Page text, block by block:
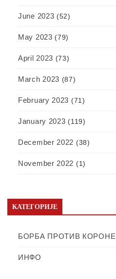
June 2023 (52)
May 2023 (79)
April 2023 (73)
March 2023 (87)
February 2023 (71)
January 2023 (119)
December 2022 (38)
November 2022 (1)
КАТЕГОРИЈЕ
БОРБА ПРОТИВ КОРОНЕ
ИНФО